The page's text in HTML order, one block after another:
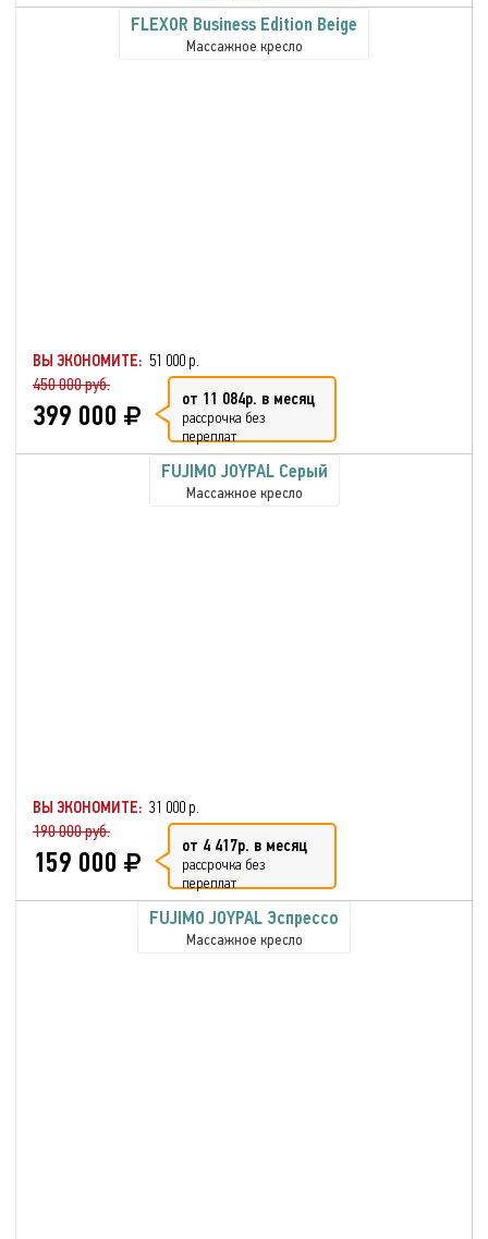
FLEXOR Business Edition Beige
Массажное кресло
ВЫ ЭКОНОМИТЕ: 51 000 р.
450 000 руб.
399 000 от 11 084р. в месяц
рассрочка без
переплат
FUJIMO JOYPAL Серый
Массажное кресло
ВЫ ЭКОНОМИТЕ: 31 000 р.
190 000 руб.
159 000 от 4 417р. в месяц
рассрочка без
переплат
FUJIMO JOYPAL Эспрессо
Массажное кресло